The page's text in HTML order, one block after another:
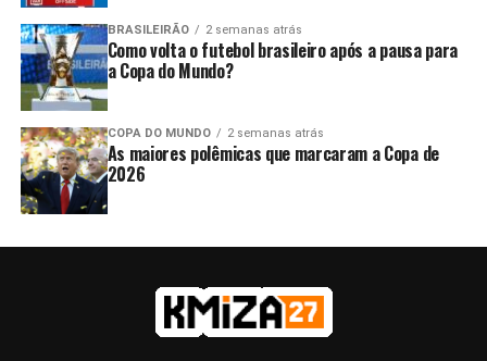
BRASILEIRÃO 2 semanas atrás
Como volta o futebol brasileiro após a pausa para
a Copa do Mundo?
COPA DO MUNDO 2 semanas atrás
As maiores polêmicas que marcaram a Copa de
2026